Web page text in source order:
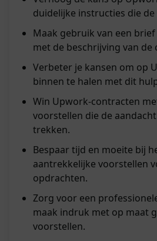
duidelijke instructies die
Maak gebruik van een
met de beschrijving van de
Verbeter je kansen om op
binnen te halen met dit
Win Upwork-contracten
voorstellen die de
trekken.
Bespaar tijd en moeite bij
aantrekkelijke voorstellen
opdrachten.
Zorg voor een
maak indruk met op maat
voorstellen.